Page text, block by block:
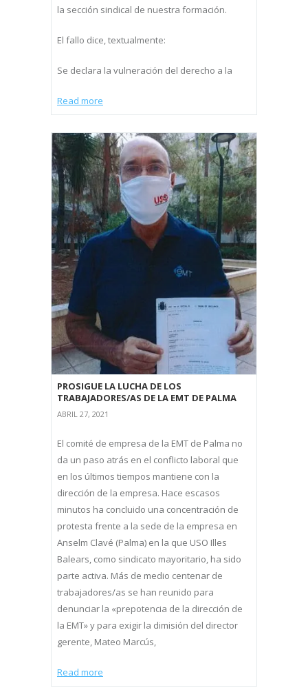
la sección sindical de nuestra formación.
El fallo dice, textualmente:
Se declara la vulneración del derecho a la
Read more
PROSIGUE LA LUCHA DE LOS
TRABAJADORES/AS DE LA EMT DE PALMA
ABRIL 27, 2021
El comité de empresa de la EMT de Palma no
da un paso atrás en el conflicto laboral que
en los últimos tiempos mantiene con la
dirección de la empresa. Hace escasos
minutos ha concluido una concentración de
protesta frente a la sede de la empresa en
Anselm Clavé (Palma) en la que USO Illes
Balears, como sindicato mayoritario, ha sido
parte activa. Más de medio centenar de
trabajadores/as se han reunido para
denunciar la «prepotencia de la dirección de
la EMT» y para exigir la dimisión del director
gerente, Mateo Marcús,
Read more